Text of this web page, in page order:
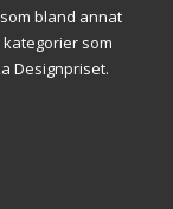
bland annat
som
Designpriset.